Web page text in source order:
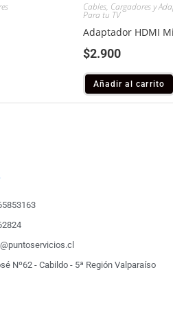
Cables, Cargadores y
Para tu TV
Adaptador HDMI
$2.900
Añadir al carrito
Nº62 - Cabildo - 5ª Región Valparaíso